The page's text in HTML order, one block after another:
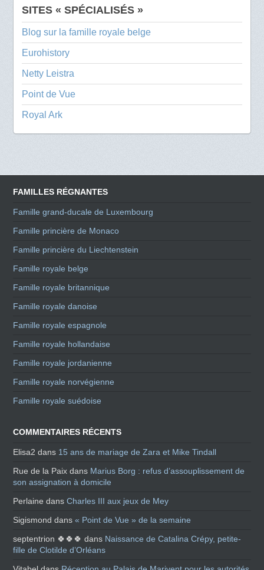
SITES « SPÉCIALISÉS »
Blog sur la famille royale belge
Eurohistory
Netty Leistra
Point de Vue
Royal Ark
FAMILLES RÉGNANTES
Famille grand-ducale de Luxembourg
Famille princière de Monaco
Famille princière du Liechtenstein
Famille royale belge
Famille royale britannique
Famille royale danoise
Famille royale espagnole
Famille royale hollandaise
Famille royale jordanienne
Famille royale norvégienne
Famille royale suédoise
COMMENTAIRES RÉCENTS
Elisa2 dans 15 ans de mariage de Zara et Mike Tindall
Rue de la Paix dans Marius Borg : refus d’assouplissement de
son assignation à domicile
Perlaine dansCharles III aux jeux de Mey
Sigismond dans« Point de Vue » de la semaine
septentrion 🍀🍀🍀 dans Naissance de Catalina Crépy, petite-
fille de Clotilde d’Orléans